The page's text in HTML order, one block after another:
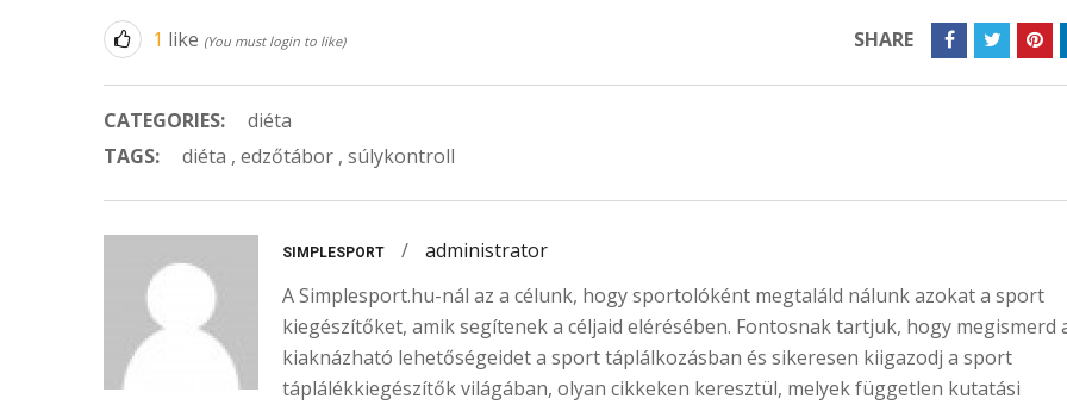
1 like (You must login to like) SHARE
CATEGORIES:
diéta
TAGS:
diéta , edzőtábor , súlykontroll
SIMPLESPORT /
administrator
A Simplesport.hu-nál az a célunk, hogy sportolóként megtaláld nálunk azokat a sport
kiegészítőket, amik segítenek a céljaid elérésében. Fontosnak tartjuk, hogy megismerd
kiaknázható lehetőségeidet a sport táplálkozásban és sikeresen kiigazodj a sport
táplálékkiegészítők világában, olyan cikkeken keresztül, melyek független kutatási